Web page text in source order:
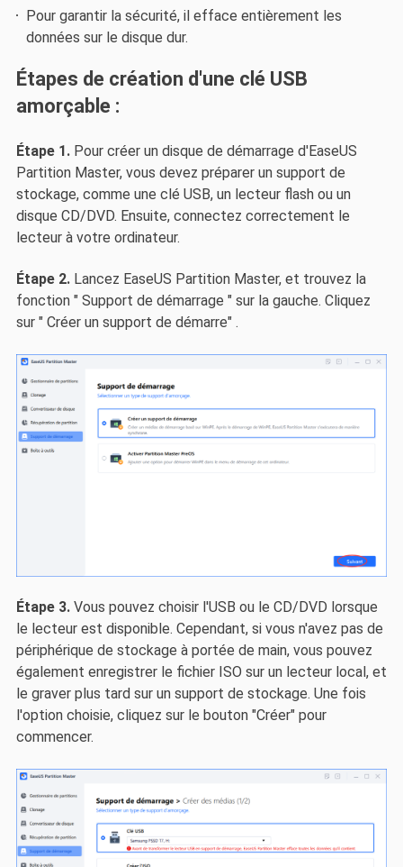
Pour garantir la sécurité, il efface entièrement les
données sur le disque dur.
Étapes de création d'une clé USB
amorçable :
Étape 1. Pour créer un disque de démarrage d'EaseUS
Partition Master, vous devez préparer un support de
stockage, comme une clé USB, un lecteur flash ou un
disque CD/DVD. Ensuite, connectez correctement le
lecteur à votre ordinateur.
Étape 2. Lancez EaseUS Partition Master, et trouvez la
fonction " Support de démarrage " sur la gauche. Cliquez
sur " Créer un support de démarre" .
Étape 3. Vous pouvez choisir l'USB ou le CD/DVD lorsque
le lecteur est disponible. Cependant, si vous n'avez pas de
périphérique de stockage à portée de main, vous pouvez
également enregistrer le fichier ISO sur un lecteur local, et
le graver plus tard sur un support de stockage. Une fois
l'option choisie, cliquez sur le bouton "Créer" pour
commencer.